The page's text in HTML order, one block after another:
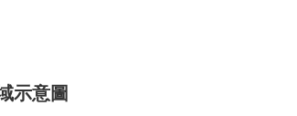
示意圖